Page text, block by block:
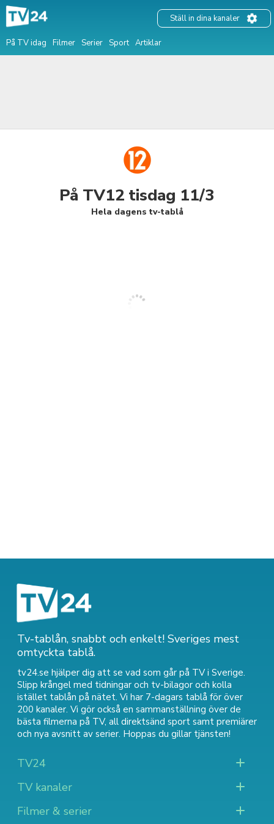
På TV idag Filmer Serier Sport Artiklar
Ställ in dina kanaler
På TV12 tisdag 11/3
Hela dagens tv-tablå
Tv-tablån, snabbt och enkelt! Sveriges mest
omtyckta tablå.
tv24.se hjälper dig att se vad som går på TV i Sverige.
Slipp krångel med tidningar och tv-bilagor och kolla
istället tablån på nätet. Vi har 7-dagars tablå för över
200 kanaler. Vi gör också en sammanställning över de
bästa filmerna på TV, all direktsänd sport samt premiärer
och nya avsnitt av serier. Hoppas du gillar tjänsten!
TV24
TV kanaler
Filmer & serier